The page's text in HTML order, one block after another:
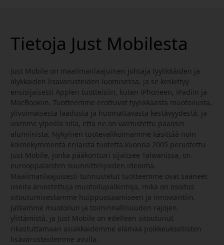
Tietoja Just Mobilesta
Just Mobile on maailmanlaajuinen johtaja tyylikkäiden ja
älykkäiden lisävarusteiden luomisessa, ja se keskittyy
ensisijaisesti Applen tuotteisiin, kuten iPhoneen, iPadiin ja
MacBookiin. Tuotteemme erottuvat tyylikkäästä muotoilusta,
ylivoimaisesta laadusta ja huomattavasta kestävyydestä, ja
voimme ylpeillä sillä, että ne on valmistettu pääosin
alumiinista. Nykyinen tuotevalikoimamme käsittää noin
kolmekymmentä erilaista tuotetta.Vuonna 2005 perustettu
Just Mobile, jonka pääkonttori sijaitsee Taiwanissa, on
eurooppalaisten suunnittelijoiden ideoima.
Maailmanlaajuisesti tunnustetut tuotteemme ovat saaneet
useita arvostettuja muotoilupalkintoja, mikä on osoitus
sitoutumisestamme huippuosaamiseen ja innovointiin.
Jatkamme muotoilun ja toiminnallisuuden rajojen
ylittämistä, ja Just Mobile on edelleen sitoutunut
rikastuttamaan asiakkaidemme elämää poikkeuksellisten
lisävarusteidemme avulla.